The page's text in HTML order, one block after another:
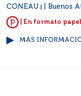
CONEAU Buenos
| En formato
MÁS